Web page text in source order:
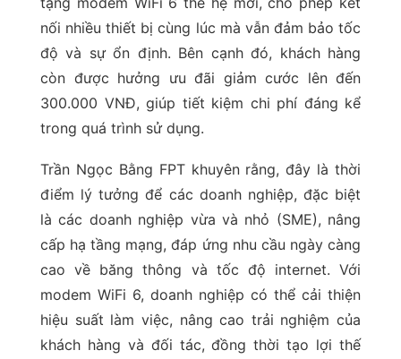
nối nhiều thiết bị cùng lúc mà vẫn đảm bảo tốc
độ và sự ổn định. Bên cạnh đó, khách hàng
còn được hưởng ưu đãi giảm cước lên đến
300.000 VNĐ, giúp tiết kiệm chi phí đáng kể
trong quá trình sử dụng.
Trần Ngọc Bằng FPT khuyên rằng, đây là thời
điểm lý tưởng để các doanh nghiệp, đặc biệt
là các doanh nghiệp vừa và nhỏ (SME), nâng
cấp hạ tầng mạng, đáp ứng nhu cầu ngày càng
cao về băng thông và tốc độ internet. Với
modem WiFi 6, doanh nghiệp có thể cải thiện
hiệu suất làm việc, nâng cao trải nghiệm của
khách hàng và đối tác, đồng thời tạo lợi thế